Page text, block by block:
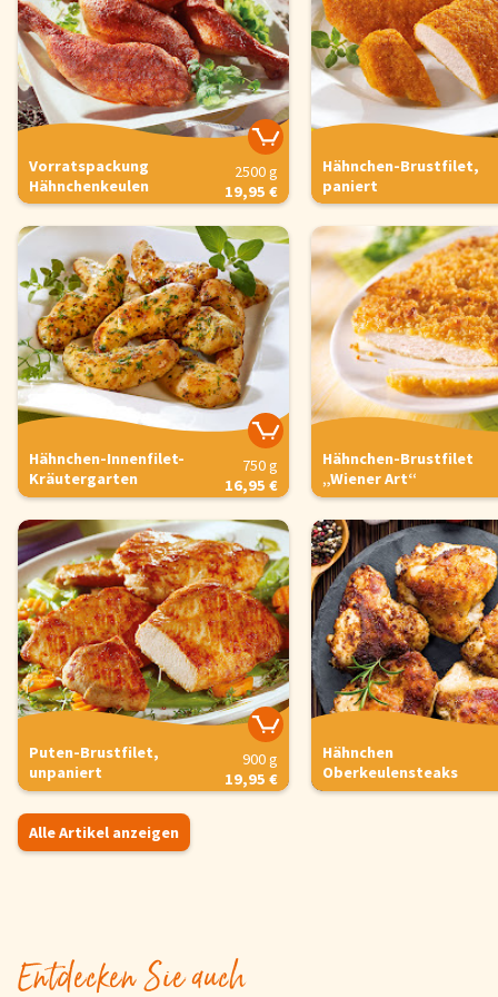
Vorratspackung
Hähnchenkeulen
2500 g
19,95 €
Hähnchen-Brustfilet,
paniert
Hähnchen-Innenfilet-
Kräutergarten
750 g
16,95 €
Hähnchen-Brustfilet
„Wiener Art“
Puten-Brustfilet,
unpaniert
900 g
19,95 €
Hähnchen
Oberkeulensteaks
Alle Artikel anzeigen
Entdecken Sie auch